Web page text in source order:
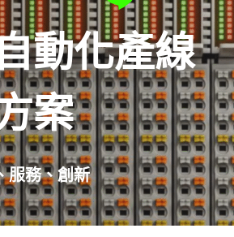
動化產線
案
服務、創新